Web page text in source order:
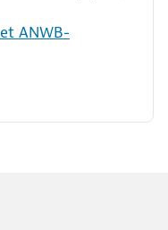
ANWB-